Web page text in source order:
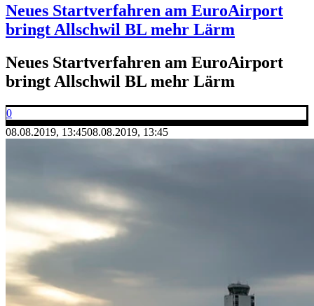
Neues Startverfahren am EuroAirport
bringt Allschwil BL mehr Lärm
Neues Startverfahren am EuroAirport
bringt Allschwil BL mehr Lärm
0
08.08.2019, 13:4508.08.2019, 13:45